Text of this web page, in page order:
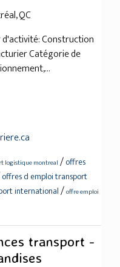
QC
Construction
Catégorie de
logistique montreal /offres
offres d emploi transport
international/offre emploi
transport -